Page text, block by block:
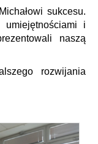
sukcesu.
i
naszą
rozwijania